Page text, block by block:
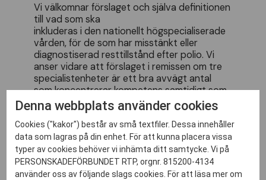
Vi välkomnar förslaget och själva definitionen
till vad som ska
inkluderas i den nationellt högspecialiserade
vården, för de som har misstänkt eller
diagnostiserad resttillstånd efter polio. Vi
anser vidare att förslaget i remissen om tre
specialistenheter är ett bra avvägt antal
som koncentrerar kompetens samtidigt som
det går att få en geografisk spridning. Vi ser
också mycket positivt på att det i förslaget
föreslås att patienter kan ha fortsatt
kontakt med specialistenheten vid behov.
Det är även bra att enheter förslås ha
möjlighet att skriva nödvändiga intyg till
myndigheter, vilket löser problematiken med
Denna webbplats använder cookies
Cookies ("kakor") består av små textfiler. Dessa innehåller
data som lagras på din enhet. För att kunna placera vissa
typer av cookies behöver vi inhämta ditt samtycke. Vi på
PERSONSKADEFÖRBUNDET RTP, orgnr. 815200-4134
använder oss av följande slags cookies. För att läsa mer om